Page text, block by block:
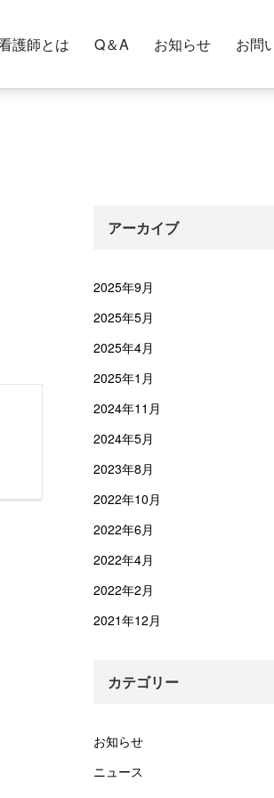
護師とは Q＆A お知らせ お問
アーカイブ
2025年9月
2025年5月
2025年4月
2025年1月
2024年11月
2024年5月
2023年8月
2022年10月
2022年6月
2022年4月
2022年2月
2021年12月
カテゴリー
お知らせ
ニュース